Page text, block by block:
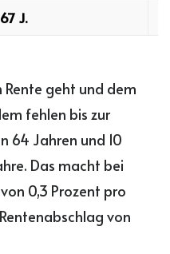
67 J.
geht und dem
fehlen bis zur
64 Jahren und 10
Das macht bei
0,3 Prozent pro
von